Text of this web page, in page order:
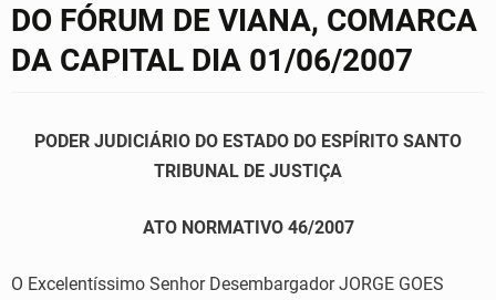
DO FÓRUM DE VIANA, COMARCA
DA CAPITAL DIA 01/06/2007
PODER JUDICIÁRIO DO ESTADO DO ESPÍRITO SANTO
TRIBUNAL DE JUSTIÇA
ATO NORMATIVO 46/2007
O Excelentíssimo Senhor Desembargador JORGE GOES